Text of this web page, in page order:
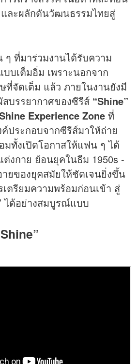
ละผลักดันวัฒนธรรมไทยสู่
ๆ ที่มาร่วมงานได้รับความ
บเต็มอิ่ม เพราะนอกจาก
ที่จัดเต็ม แล้ว ภายในงานยังมี
บรรยากาศของซีรีส์ “Shine”
Experience Zone ที่
ประกอบจากซีรีส์มาให้ถ่าย
มทั้งเปิดโอกาสให้แฟน ๆ ได้
งกาย ย้อนยุคในธีม 1950s -
ายของยุคสมัยให้ชัดเจนยิ่งขึ้น
เตรียมความพร้อมก่อนเข้า สู่
ได้อย่างสมบูรณ์แบบ